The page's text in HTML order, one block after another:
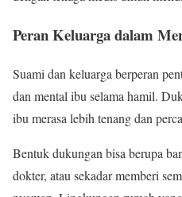
Peran Keluarga dalam
Suami dan keluarga berperan
dan mental ibu selama hamil.
ibu merasa lebih tenang dan
Bentuk dukungan bisa berupa
dokter, atau sekadar memberi